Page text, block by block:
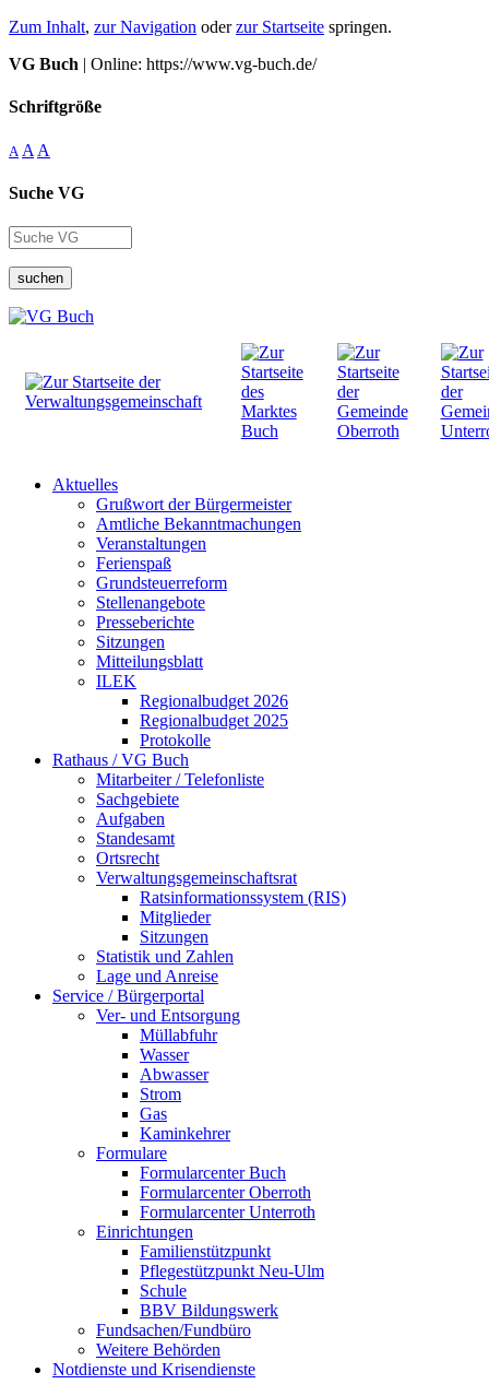
Zum Inhalt, zur Navigation oderzur Startseite springen.
VG Buch | Online: https://www.vg-buch.de/
Schriftgröße
A A A
Suche VG
suchen
Aktuelles
Grußwort der Bürgermeister
Amtliche Bekanntmachungen
Veranstaltungen
Ferienspaß
Grundsteuerreform
Stellenangebote
Presseberichte
Sitzungen
Mitteilungsblatt
ILEK
Regionalbudget 2026
Regionalbudget 2025
Protokolle
Rathaus / VG Buch
Mitarbeiter / Telefonliste
Sachgebiete
Aufgaben
Standesamt
Ortsrecht
Verwaltungsgemeinschaftsrat
Ratsinformationssystem (RIS)
Mitglieder
Sitzungen
Statistik und Zahlen
Lage und Anreise
Service / Bürgerportal
Ver- und Entsorgung
Müllabfuhr
Wasser
Abwasser
Strom
Gas
Kaminkehrer
Formulare
Formularcenter Buch
Formularcenter Oberroth
Formularcenter Unterroth
Einrichtungen
Familienstützpunkt
Pflegestützpunkt Neu-Ulm
Schule
BBV Bildungswerk
Fundsachen/Fundbüro
Weitere Behörden
Notdienste und Krisendienste